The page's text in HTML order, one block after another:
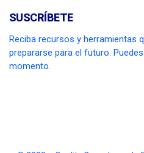
SUSCRÍBETE
Reciba recursos y herramientas
prepararse para el futuro.
momento.